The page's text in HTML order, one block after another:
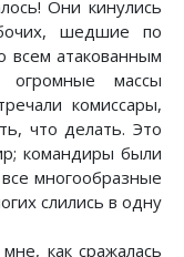
Они кинулись
шедшие по
всем атакованным
огромные массы
комиссары,
что делать. Это
командиры были
многообразные
слились в одну
как сражалась